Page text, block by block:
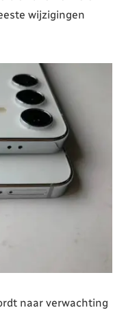
wijzigingen
naar verwachting